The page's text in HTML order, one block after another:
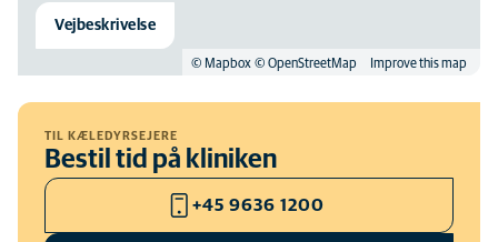
© Mapbox © OpenStreetMap Improve this map
Vejbeskrivelse
TIL KÆLEDYRSEJERE
Bestil tid på kliniken
+45 9636 1200